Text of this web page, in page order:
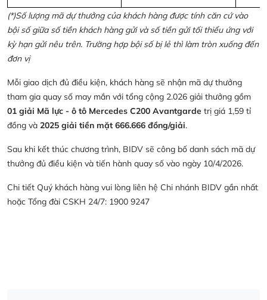
(*)Số lượng mã dự thưởng của khách hàng được tính căn cứ vào
bội số giữa số tiền khách hàng gửi và số tiền gửi tối thiểu ứng với
kỳ hạn gửi nêu trên. Trường hợp bội số bị lẻ thì làm tròn xuống đến
đơn vị
Mỗi giao dịch đủ điều kiện, khách hàng sẽ nhận mã dự thưởng
tham gia quay số may mắn với tổng cộng 2.026 giải thưởng gồm
01 giải Mã lực - ô tô Mercedes C200 Avantgarde trị giá 1,59 tỉ
đồng và 2025 giải tiền mặt 666.666 đồng/giải.
Sau khi kết thúc chương trình, BIDV sẽ công bố danh sách mã dự
thưởng đủ điều kiện và tiến hành quay số vào ngày 10/4/2026.
Chi tiết Quý khách hàng vui lòng liên hệ Chi nhánh BIDV gần nhất
hoặc Tổng đài CSKH 24/7: 1900 9247